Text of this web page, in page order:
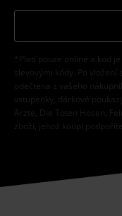
*Platí pouze online a kód
slevovými kódy. Po
odečtena z vašeho
vstupenky, dárkové
Ärzte, Die Toten Hosen,
zboží, jehož koupí